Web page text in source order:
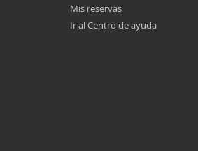
Mis reservas
Ir al Centro de ayuda